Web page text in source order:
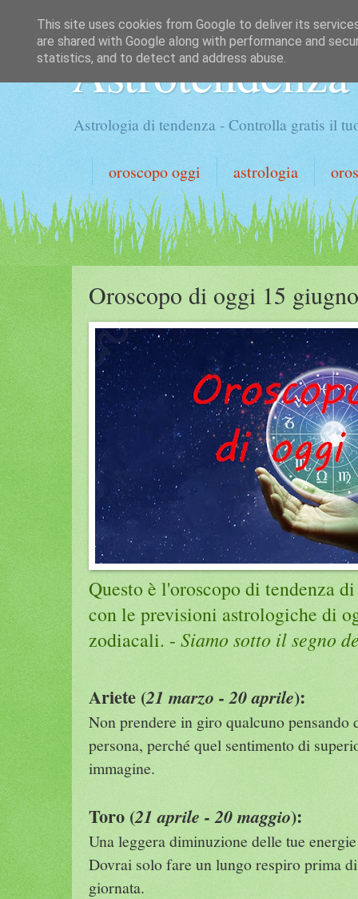
Astrotendenza
Astrologia di tendenza - Controlla gratis il
oroscopo oggi astrologia
Oroscopo di oggi 15
Questo è l'oroscopo di tendenza
con le previsioni astrologiche di
zodiacali. - Siamo sotto il segno
Ariete (21 marzo - 20 aprile):
Non prendere in giro qualcuno pensando
persona, perché quel sentimento di
immagine.
Toro (21 aprile - 20 maggio):
Una leggera diminuzione delle tue
Dovrai solo fare un lungo respiro prima
giornata.
This site uses cookies from Google to deliver its
are shared with Google along with performance and
statistics, and to detect and address abuse.